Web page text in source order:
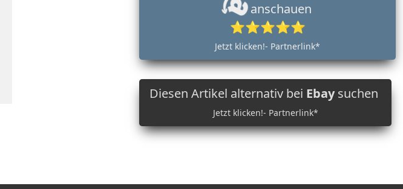
anschauen
⭐⭐⭐⭐⭐
Jetzt klicken!- Partnerlink*
Diesen Artikel alternativ bei Ebaysuchen
Jetzt klicken!- Partnerlink*